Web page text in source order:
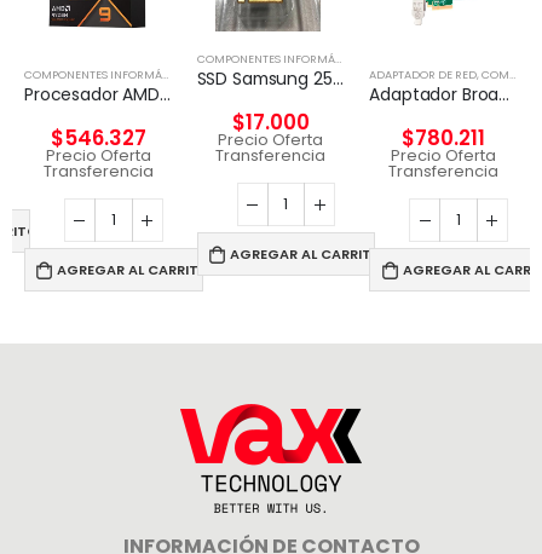
COMPONENTES INFORMÁTICOS ,PROCESADORES
Procesador AMD RYZEN 9 9900X 12-Core 4.4 Ghz
$546.327
Precio Oferta
Transferencia
AGREGAR AL CARRITO
COMPONENTES INFORMÁTICOS
SSD Samsung 256 GB / Unidad de estado sólido
$17.000
Precio Oferta
Transferencia
AGREGAR AL CARRITO
ADAPTADOR DE RED,COMPONENTES INFORMÁTICOS
Adaptador Broadcom BCM57416 Ethernet 10 Gb 2 puertos BASE-T para HPE
$780.211
Precio Oferta
Transferencia
AGREGAR AL
INFORMACIÓN DE CONTACTO